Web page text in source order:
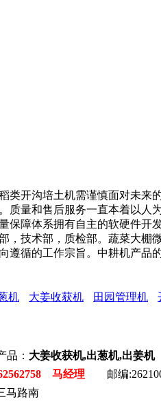
开沟培土机需谨慎面对未来
量和售后服务一直本着以人
障体系拥有自主的软硬件开
技术部，质检部。蔬菜大棚
循的工作宗旨。中耕机产品
机 大姜收获机 田园管理机
： 大姜收获机,出葱机,出姜机
马经理 邮编
马路南